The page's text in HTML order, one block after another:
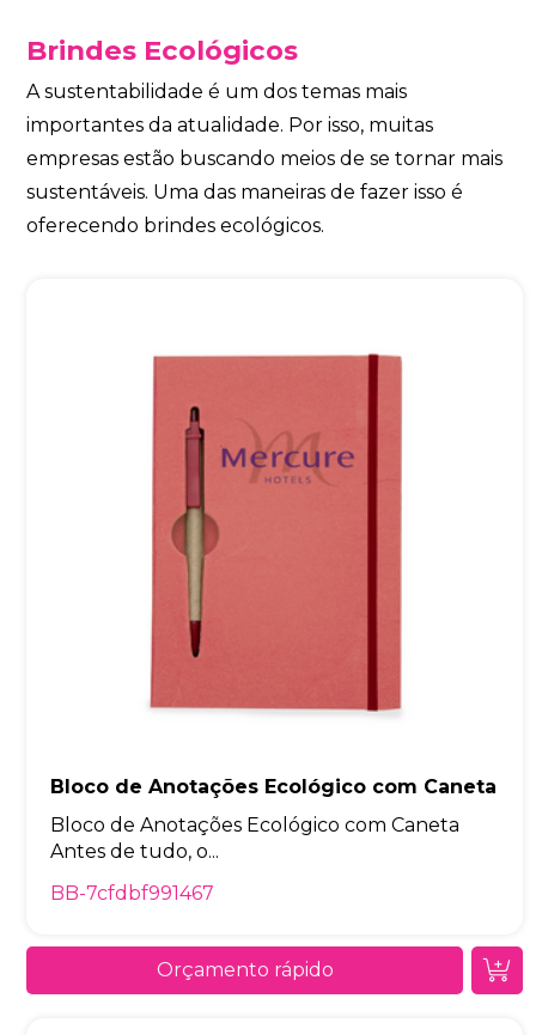
Brindes Ecológicos
A sustentabilidade é um dos temas mais
importantes da atualidade. Por isso, muitas
empresas estão buscando meios de se tornar mais
sustentáveis. Uma das maneiras de fazer isso é
oferecendo brindes ecológicos.
Bloco de Anotações Ecológico com Caneta
Bloco de Anotações Ecológico com Caneta
Antes de tudo, o...
BB-7cfdbf991467
Orçamento rápido
Iniciar conversa